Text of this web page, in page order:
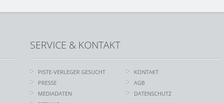
SERVICE & KONTAKT
PISTE-VERLEGER GESUCHT
PRESSE
MEDIADATEN
KONTAKT
AGB
DATENSCHUTZ